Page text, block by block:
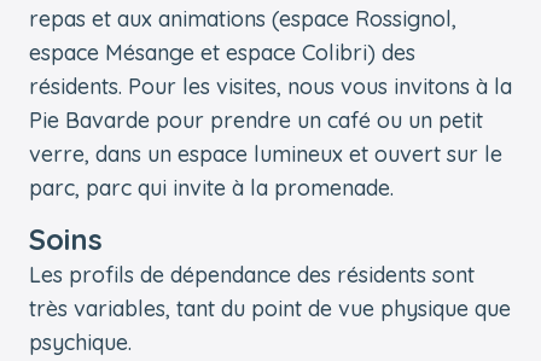
repas et aux animations (espace Rossignol,
espace Mésange et espace Colibri) des
résidents. Pour les visites, nous vous invitons à la
Pie Bavarde pour prendre un café ou un petit
verre, dans un espace lumineux et ouvert sur le
parc, parc qui invite à la promenade.
Soins
Les profils de dépendance des résidents sont
très variables, tant du point de vue physique que
psychique.